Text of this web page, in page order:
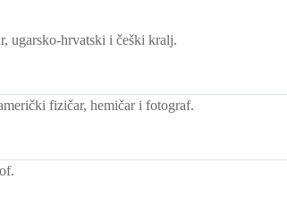
ugarsko-hrvatski i češki kralj.
fizičar, hemičar i fotograf.